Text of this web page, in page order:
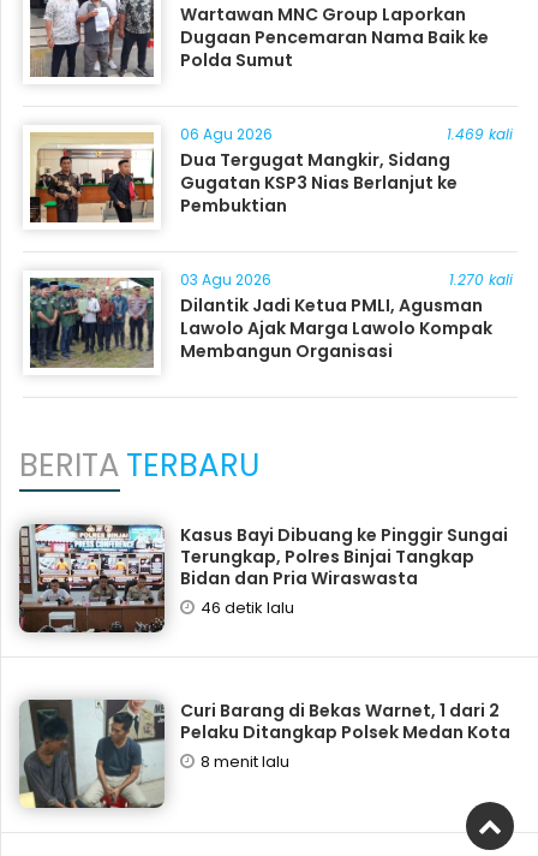
Wartawan MNC Group Laporkan
Dugaan Pencemaran Nama Baik ke
Polda Sumut
06 Agu 2026 1.469 kali
Dua Tergugat Mangkir, Sidang
Gugatan KSP3 Nias Berlanjut ke
Pembuktian
03 Agu 2026 1.270 kali
Dilantik Jadi Ketua PMLI, Agusman
Lawolo Ajak Marga Lawolo Kompak
Membangun Organisasi
BERITATERBARU
Kasus Bayi Dibuang ke Pinggir Sungai
Terungkap, Polres Binjai Tangkap
Bidan dan Pria Wiraswasta
46 detik lalu
Curi Barang di Bekas Warnet, 1 dari 2
Pelaku Ditangkap Polsek Medan Kota
8 menit lalu